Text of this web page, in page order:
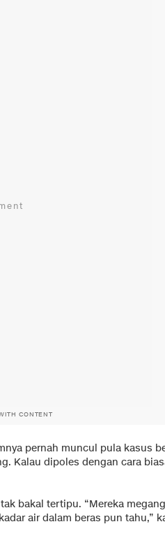
CONTENT
pernah muncul pula kasus
Kalau dipoles dengan cara
bakal tertipu. “Mereka
air dalam beras pun tahu,”